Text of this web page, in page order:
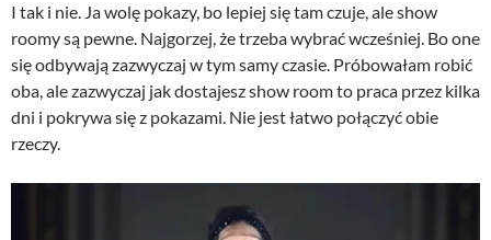
I tak i nie. Ja wolę pokazy, bo lepiej się tam czuje, ale show
roomy są pewne. Najgorzej, że trzeba wybrać wcześniej. Bo one
się odbywają zazwyczaj w tym samy czasie. Próbowałam robić
oba, ale zazwyczaj jak dostajesz show room to praca przez kilka
dni i pokrywa się z pokazami. Nie jest łatwo połączyć obie
rzeczy.